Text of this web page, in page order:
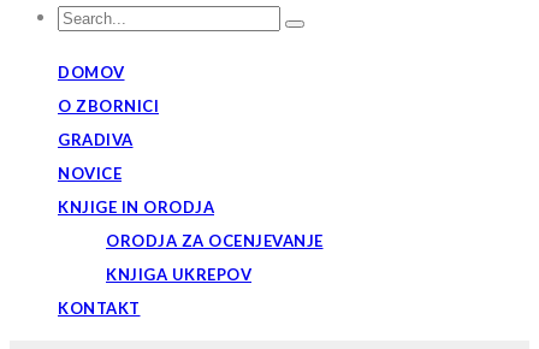
DOMOV
O ZBORNICI
GRADIVA
NOVICE
KNJIGE IN ORODJA
ORODJA ZA OCENJEVANJE
KNJIGA UKREPOV
KONTAKT